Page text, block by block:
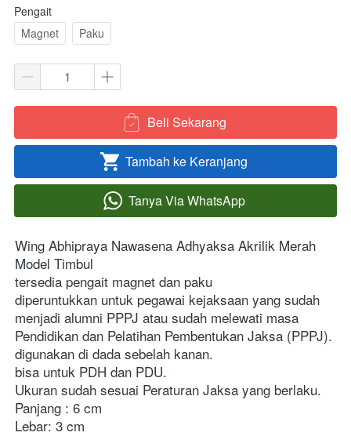
Pengait
Magnet
Paku
` Beli Sekarang
` Tambah ke Keranjang
` Tanya Via WhatsApp
Wing Abhipraya Nawasena Adhyaksa Akrilik Merah
Model Timbul
tersedia pengait magnet dan paku
diperuntukkan untuk pegawai kejaksaan yang sudah
menjadi alumni PPPJ atau sudah melewati masa
Pendidikan dan Pelatihan Pembentukan Jaksa (PPPJ).
digunakan di dada sebelah kanan.
bisa untuk PDH dan PDU.
Ukuran sudah sesuai Peraturan Jaksa yang berlaku.
Panjang : 6 cm
Lebar: 3 cm